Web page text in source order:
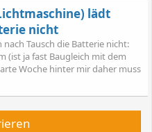
lädt
nicht
Tausch die Batterie nicht:
(ist ja fast Baugleich mit dem
Woche hinter mir daher muss